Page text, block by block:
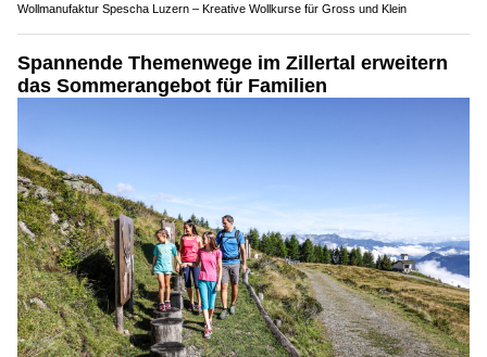
Wollmanufaktur Spescha Luzern – Kreative Wollkurse für Gross und Klein
Spannende Themenwege im Zillertal erweitern
das Sommerangebot für Familien